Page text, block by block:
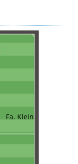
Fa. Klein